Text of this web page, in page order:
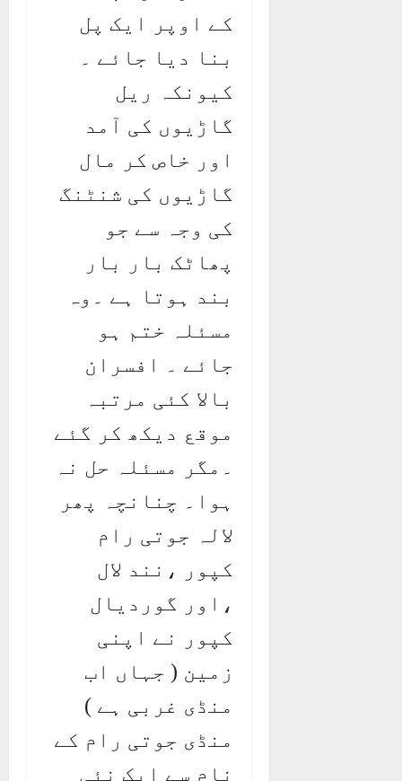
کے اوپر ایک پل
بنا دیا جائے ۔
کیونکہ ریل
گاڑیوں کی آمد
اور خاص کر مال
گاڑیوں کی شنٹنگ
کی وجہ سے جو
پھاٹک بار بار
بند ہوتا ہے ۔وہ
مسئلہ ختم ہو
جائے ۔ افسران
بالا کئی مرتبہ
موقع دیکھ کر گئے
۔مگر مسئلہ حل نہ
ہوا۔ چنانچہ پھر
لالہ جوتی رام
کپور ،نند لال
،اور گوردیال
کپور نے اپنی
زمین ( جہاں اب
منڈی غربی ہے )
منڈی جوتی رام کے
نام سے ایک نئی